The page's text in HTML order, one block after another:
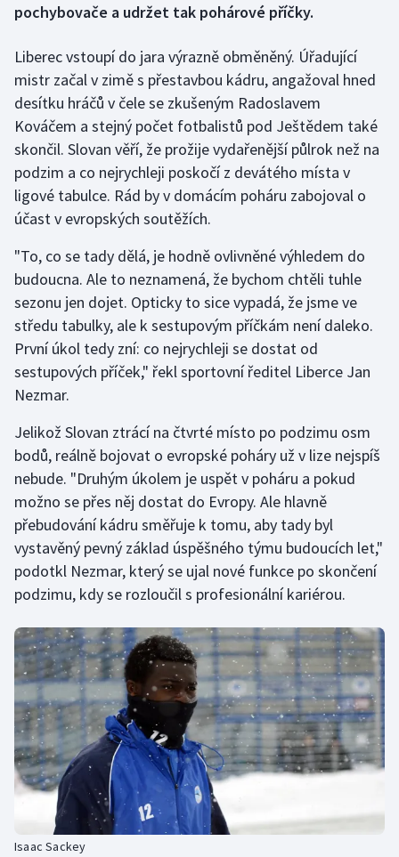
Golf
Gymnastika
Házená
Jezdectví
Judo
Krasobruslení
Lezení
Lyže a snowboard
Moderní pětiboj
Motorsport
Olympijské hry
Parasport
Plavání
Plážový volejbal
Rychlobruslení
Rychlostní kanoistika
Short track
Sportovní střelba
Stolní tenis
pochybovače a udržet tak pohárové příčky.
Liberec vstoupí do jara výrazně obměněný. Úřadující
mistr začal v zimě s přestavbou kádru, angažoval hned
desítku hráčů v čele se zkušeným Radoslavem
Kováčem a stejný počet fotbalistů pod Ještědem také
skončil. Slovan věří, že prožije vydařenější půlrok než na
podzim a co nejrychleji poskočí z devátého místa v
ligové tabulce. Rád by v domácím poháru zabojoval o
účast v evropských soutěžích.
"To, co se tady dělá, je hodně ovlivněné výhledem do
budoucna. Ale to neznamená, že bychom chtěli tuhle
sezonu jen dojet. Opticky to sice vypadá, že jsme ve
středu tabulky, ale k sestupovým příčkám není daleko.
První úkol tedy zní: co nejrychleji se dostat od
sestupových příček," řekl sportovní ředitel Liberce Jan
Nezmar.
Jelikož Slovan ztrácí na čtvrté místo po podzimu osm
bodů, reálně bojovat o evropské poháry už v lize nejspíš
nebude. "Druhým úkolem je uspět v poháru a pokud
možno se přes něj dostat do Evropy. Ale hlavně
přebudování kádru směřuje k tomu, aby tady byl
vystavěný pevný základ úspěšného týmu budoucích let,"
podotkl Nezmar, který se ujal nové funkce po skončení
podzimu, kdy se rozloučil s profesionální kariérou.
Isaac Sackey